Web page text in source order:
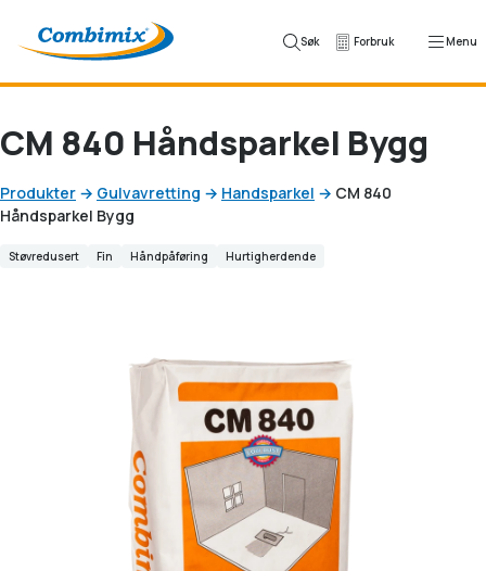
Søk Forbruk Menu
CM 840 Håndsparkel Bygg
Produkter → Gulvavretting → Handsparkel → CM 840
Håndsparkel Bygg
Støvredusert Fin Håndpåføring Hurtigherdende